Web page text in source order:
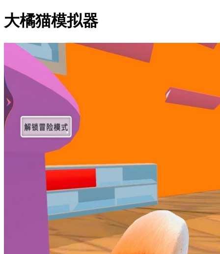
大橘猫模拟器